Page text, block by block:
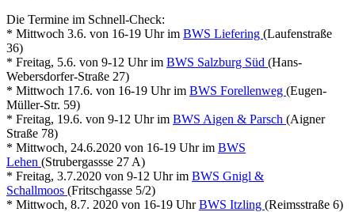
Die Termine im Schnell-Check:
* Mittwoch 3.6. von 16-19 Uhr im BWS Liefering (Laufenstraße
36)
* Freitag, 5.6. von 9-12 Uhr im BWS Salzburg Süd (Hans-
Webersdorfer-Straße 27)
* Mittwoch 17.6. von 16-19 Uhr im BWS Forellenweg (Eugen-
Müller-Str. 59)
* Freitag, 19.6. von 9-12 Uhr im BWS Aigen & Parsch (Aigner
Straße 78)
* Mittwoch, 24.6.2020 von 16-19 Uhr im BWS
Lehen (Strubergassse 27 A)
* Freitag, 3.7.2020 von 9-12 Uhr im BWS Gnigl &
Schallmoos (Fritschgasse 5/2)
* Mittwoch, 8.7. 2020 von 16-19 UhrBWS Itzling (Reimsstraße 6)